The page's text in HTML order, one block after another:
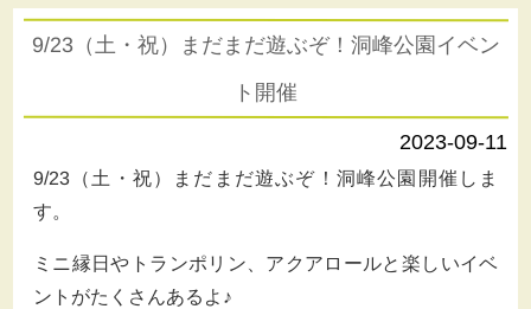
9/23（土・祝）まだまだ遊ぶぞ！洞峰公園イベン
ト開催
2023-09-11
9/23（土・祝）まだまだ遊ぶぞ！洞峰公園開催しま
す。
ミニ縁日やトランポリン、アクアロールと楽しいイベ
ントがたくさんあるよ♪